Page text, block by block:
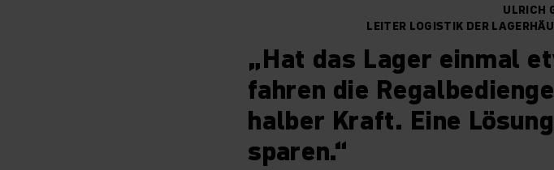
ULRICH
LEITER LOGISTIK DER
„Hat das Lager einmal
fahren die
halber Kraft. Eine
sparen.“